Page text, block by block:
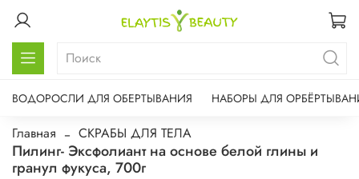
ВОДОРОСЛИ ДЛЯ ОБЕРТЫВАНИЯ НАБОРЫ ДЛЯ
Главная СКРАБЫ ДЛЯ ТЕЛА
Пилинг- Эксфолиант на основе белой глины и
гранул фукуса, 700г